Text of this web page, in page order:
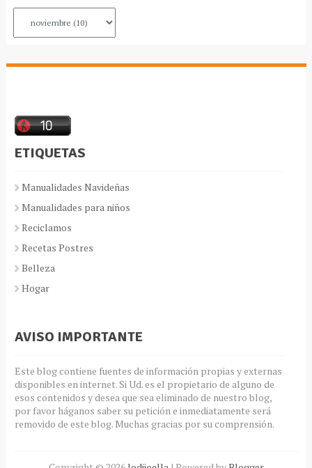
ETIQUETAS
Manualidades Navideñas
Manualidades para niños
Reciclamos
Recetas Postres
Belleza
Hogar
AVISO IMPORTANTE
Este blog contiene fuentes de información propias y externas
disponibles en internet. Si Ud. es el propietario de alguno de
esos contenidos y desea que sea eliminado de nuestro blog,
por favor háganos saber su petición e inmediatamente será
removido de este blog. Muchas gracias por su comprensión.